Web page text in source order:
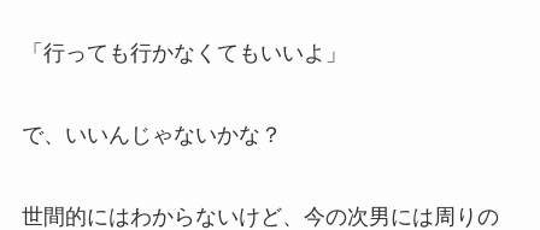
「行っても行かなくてもいいよ」
で、いいんじゃないかな？
世間的にはわからないけど、今の次男には周りの